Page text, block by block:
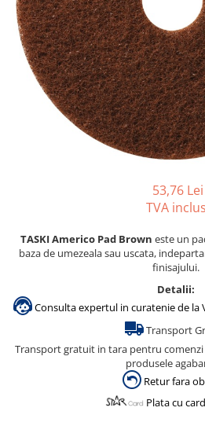
Gama de cosmetice hoteliere
Salvatore Ferragamo
Gama de cosmetice hoteliere Sense
Papuci hotel
53,76 Lei
TVA inclus
TASKI Americo Pad Brown este un
baza de umezeala sau uscata,
finisajului.
Detalii:
Consulta expertul in curatenie de la
Transport
Transport gratuit in tara pentru comenzi
produsele
Retur fara
Plata cu